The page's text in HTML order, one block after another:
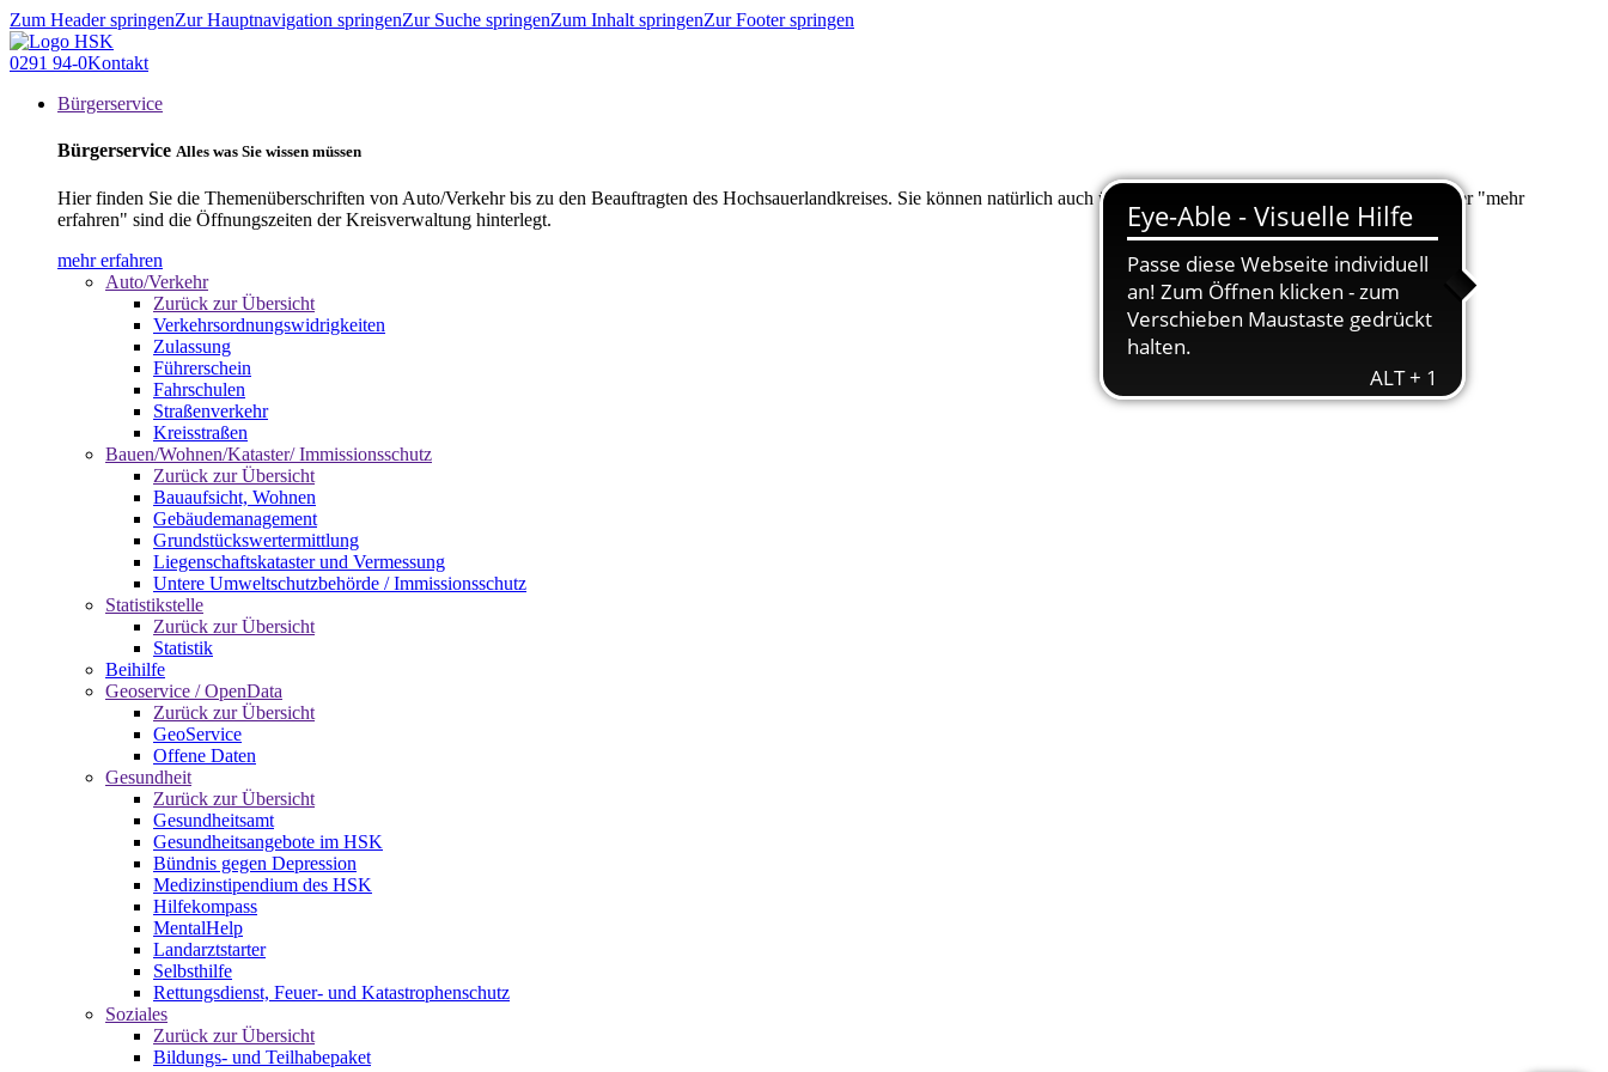
Zum Header springenZur Hauptnavigation springenZur Suche springenZum Inhalt springenZur Footer springen
0291 94-0Kontakt
Bürgerservice
Bürgerservice Alles was Sie wissen müssen
Hier finden Sie die Themenüberschriften von Auto/Verkehr bis zu den Beauftragten des Hochsauerlandkreises. Sie können natürlich auch über "Suche" nach Ihrem Anliegen suchen. Unter "mehr
erfahren" sind die Öffnungszeiten der Kreisverwaltung hinterlegt.
mehr erfahren
Auto/Verkehr
Zurück zur Übersicht
Verkehrsordnungswidrigkeiten
Zulassung
Führerschein
Fahrschulen
Straßenverkehr
Kreisstraßen
Bauen/Wohnen/Kataster/ Immissionsschutz
Zurück zur Übersicht
Bauaufsicht, Wohnen
Gebäudemanagement
Grundstückswertermittlung
Liegenschaftskataster und Vermessung
Untere Umweltschutzbehörde / Immissionsschutz
Statistikstelle
Zurück zur Übersicht
Statistik
Beihilfe
Geoservice / OpenData
Zurück zur Übersicht
GeoService
Offene Daten
Gesundheit
Zurück zur Übersicht
Gesundheitsamt
Gesundheitsangebote im HSK
Bündnis gegen Depression
Medizinstipendium des HSK
Hilfekompass
MentalHelp
Landarztstarter
Selbsthilfe
Rettungsdienst, Feuer- und Katastrophenschutz
Soziales
Zurück zur Übersicht
Bildungs- und Teilhabepaket